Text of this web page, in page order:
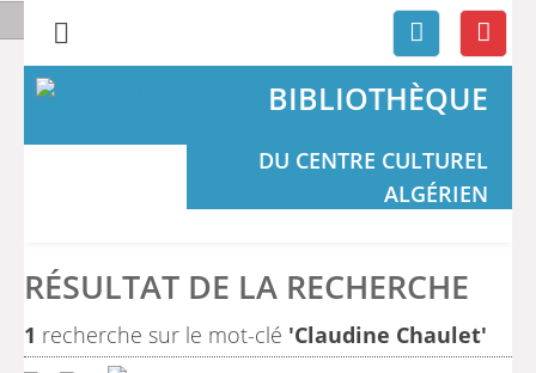
BIBLIOTHÈQUE
DU CENTRE CULTUREL
ALGÉRIEN
RÉSULTAT DE LA RECHERCHE
1 recherche sur le mot-clé 'Claudine Chaulet'